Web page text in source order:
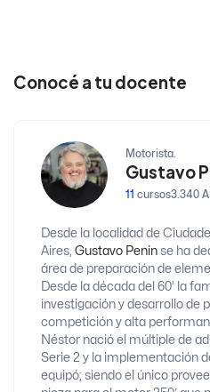
Conocé a tu docente
Motorista.
Gustavo
11 cursos3.340
Desde la localidad de
Aires, Gustavo Penin se ha
área de preparación de
Desde la década del 60’ la
investigación y desarrollo de
competición y alta
Néstor nació el múltiple de
Serie 2 y la implementación
equipó; siendo el único